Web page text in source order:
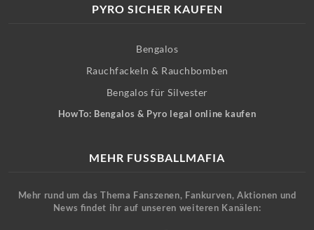
PYRO SICHER KAUFEN
Bengalos
Rauchfackeln & Rauchbomben
Bengalos für Silvester
HowTo: Bengalos & Pyro legal online kaufen
MEHR FUSSBALLMAFIA
Mehr rund um das Thema Fanszenen, Fankurven, Aktionen und
News findet ihr auf unseren weiteren Kanälen: